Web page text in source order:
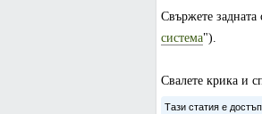
Свържете задната
система").
Свалете крика и
Тази статия е